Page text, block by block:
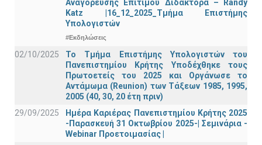
Αναγόρευσης Επίτιμου Διδάκτορα – Randy
Katz |16_12_2025_Τμήμα Επιστήμης
Υπολογιστών
#Εκδηλώσεις
02/10/2025
Το Τμήμα Επιστήμης Υπολογιστών του
Πανεπιστημίου Κρήτης Υποδέχθηκε τους
Πρωτοετείς του 2025 και Οργάνωσε το
Αντάμωμα (Reunion) των Τάξεων 1985, 1995,
2005 (40, 30, 20 έτη πριν)
29/09/2025
Ημέρα Καριέρας Πανεπιστημίου Κρήτης 2025
-Παρασκευή 31 Οκτωβρίου 2025-| Σεμινάρια -
Webinar Προετοιμασίας |